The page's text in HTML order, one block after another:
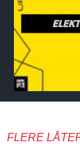
FLERE